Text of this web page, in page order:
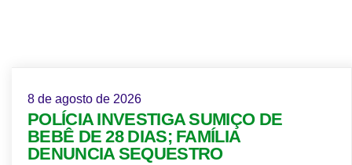
8 de agosto de 2026
POLÍCIA INVESTIGA SUMIÇO DE
BEBÊ DE 28 DIAS; FAMÍLIA
DENUNCIA SEQUESTRO